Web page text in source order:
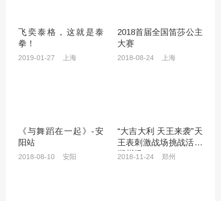
飞奕泰格，这就是泰
拳！
2019-01-27 上海
2018首届全国笛莎公主
大赛
2018-08-24 上海
《与舞蹈在一起》-安
阳站
2018-08-10 安阳
“大吉大利 天王来袭”天
王表刺激战场挑战活动
郑州场
2018-11-24 郑州